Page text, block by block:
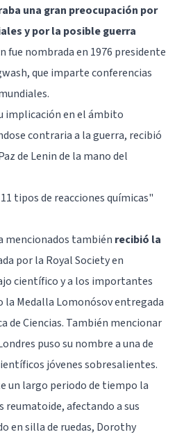
una gran preocupación por
y por la posible guerra
fue nombrada en 1976 presidente
que imparte conferencias
implicación en el ámbito
contraria a la guerra, recibió
de Lenin de la mano del
tipos de reacciones químicas"
mencionados también recibió la
por la Royal Society en
científico y a los importantes
Medalla Lomonósov entregada
de Ciencias. También mencionar
puso su nombre a una de
jóvenes sobresalientes.
un largo periodo de tiempo la
afectando a sus
en silla de ruedas, Dorothy